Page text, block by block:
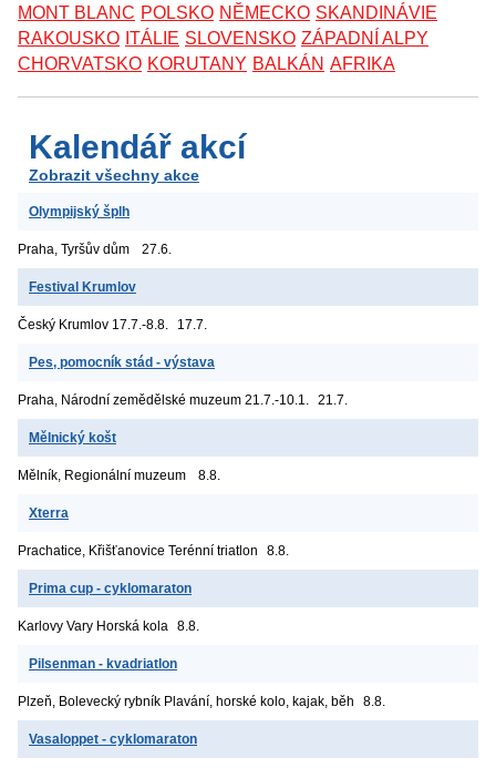
MONT BLANC POLSKO NĚMECKO SKANDINÁVIE
RAKOUSKO ITÁLIE SLOVENSKO ZÁPADNÍ ALPY
CHORVATSKO KORUTANY BALKÁN AFRIKA
Kalendář akcí
Zobrazit všechny akce
Olympijský šplh
Praha, Tyršův dům 27.6.
Festival Krumlov
Český Krumlov 17.7.-8.8. 17.7.
Pes, pomocník stád - výstava
Praha, Národní zemědělské muzeum 21.7.-10.1. 21.7.
Mělnický košt
Mělník, Regionální muzeum 8.8.
Xterra
Prachatice, Křišťanovice Terénní triatlon 8.8.
Prima cup - cyklomaraton
Karlovy Vary Horská kola 8.8.
Pilsenman - kvadriatlon
Plzeň, Bolevecký rybník Plavání, horské kolo, kajak, běh 8.8.
Vasaloppet - cyklomaraton